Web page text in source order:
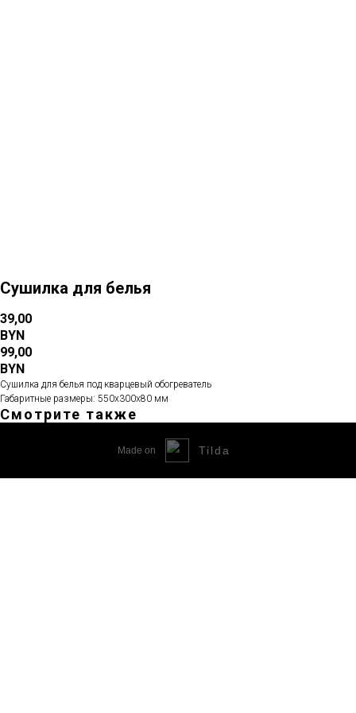
Сушилка для белья
39,00
BYN
99,00
BYN
Сушилка для белья под кварцевый обогреватель
Габаритные размеры: 550х300х80 мм
Смотрите также
Made on Tilda